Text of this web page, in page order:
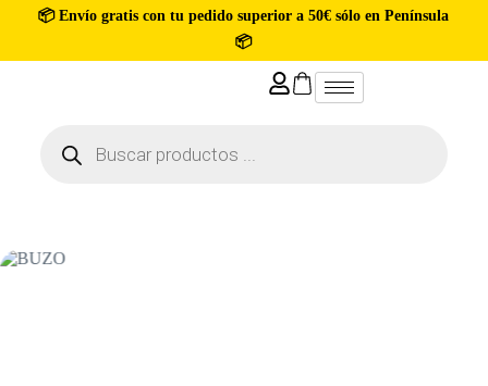
📦 Envío gratis con tu pedido superior a 50€ sólo en Península
📦